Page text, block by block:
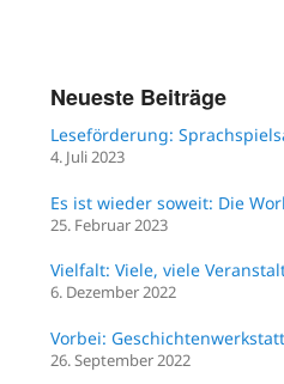
Neueste Beiträge
Leseförderung:
4. Juli 2023
Es ist wieder soweit: Die
25. Februar 2023
Vielfalt: Viele, viele
6. Dezember 2022
Vorbei: Geschichtenwerkstatt
26. September 2022